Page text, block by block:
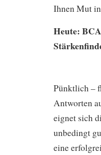
Ihnen Mut
Heute:
Pünktlich –
Antworten
eignet sich
unbedingt
eine